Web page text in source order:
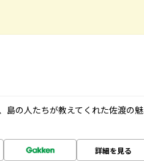
の人たちが教えてくれた佐渡の魅
詳細を見る